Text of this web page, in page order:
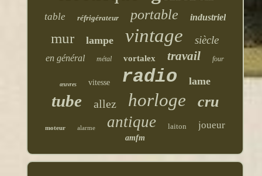
table réfrigérateur portable industriel
mur lampe vintage siècle
en général métal vortalex travail four
œuvres vitesse radio lame
tube allez horloge cru
moteur alarme antique laiton joueur
amfm